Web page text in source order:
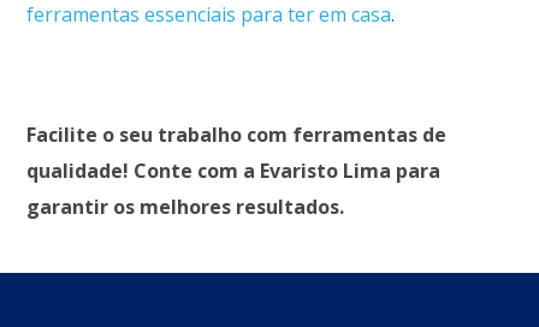
ferramentas essenciais para ter em casa.
Facilite o seu trabalho com ferramentas de
qualidade! Conte com a Evaristo Lima para
garantir os melhores resultados.